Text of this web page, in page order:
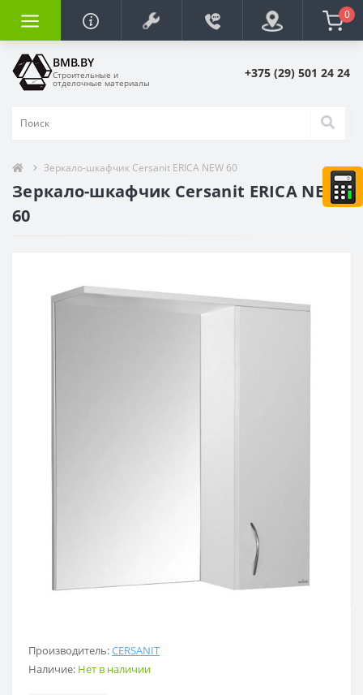
0
BMB.BY
Строительные и
отделочные материалы
+375 (29) 501 24 24
Зеркало-шкафчик Cersanit ERICA NEW 60
Зеркало-шкафчик Cersanit ERICA NEW
60
Производитель:CERSANIT
Наличие: Нет в наличии